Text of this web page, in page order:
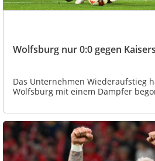
Wolfsburg nur 0:0 gegen
Das Unternehmen Wiederaufstieg
Wolfsburg mit einem Dämpfer